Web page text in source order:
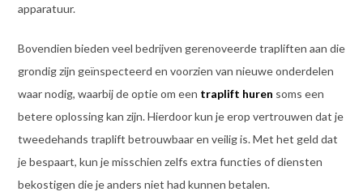
apparatuur.
Bovendien bieden veel bedrijven gerenoveerde trapliften aan die
grondig zijn geïnspecteerd en voorzien van nieuwe onderdelen
waar nodig, waarbij de optie om een traplift huren soms een
betere oplossing kan zijn. Hierdoor kun je erop vertrouwen dat je
tweedehands traplift betrouwbaar en veilig is. Met het geld dat
je bespaart, kun je misschien zelfs extra functies of diensten
bekostigen die je anders niet had kunnen betalen.